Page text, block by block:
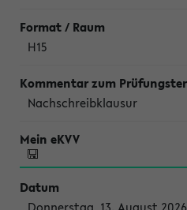
H15
Nachschreibklausur